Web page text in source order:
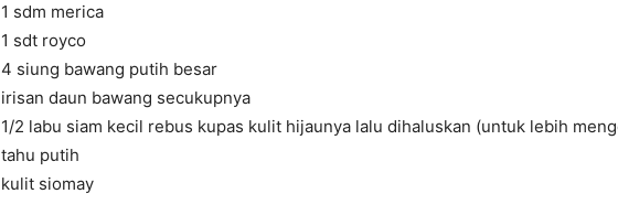
1 sdm merica
1 sdt royco
4 siung bawang putih besar
irisan daun bawang secukupnya
1/2 labu siam kecil rebus kupas kulit hijaunya lalu dihaluskan (untuk lebih
tahu putih
kulit siomay